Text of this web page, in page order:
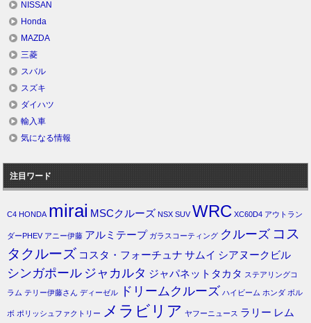
NISSAN
Honda
MAZDA
三菱
スバル
スズキ
ダイハツ
輸入車
気になる情報
注目ワード
C4 HONDA mirai MSCクルーズ NSX SUV WRC XC60D4 アウトラン
ダーPHEV アニー伊藤 アルミテープ ガラスコーティング クルーズ コス
タクルーズ コスタ・フォーチュナ サムイ シアヌークビル
シンガポール ジャカルタ ジャパネットタカタ ステアリングコ
ラム テリー伊藤さん ディーゼル ドリームクルーズ ハイビーム ホンダ ボル
ボ ポリッシュファクトリー メラビリア ヤフーニュース ラリー レム